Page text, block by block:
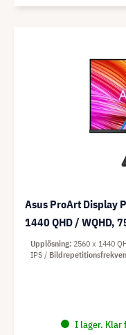
Asus ProArt Display
1440 QHD / WQHD,
I lager. Klar
Upplösning 2560 x 1440
IPS